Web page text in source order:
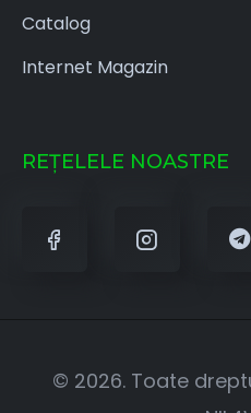
Catalog
Internet Magazin
REȚELELE NOASTRE
© 2026. Toate